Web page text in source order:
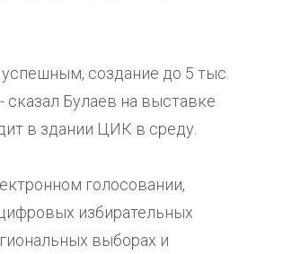
создание до 5 тыс.
сказал Булаев на выставке
в здании ЦИК в среду.
голосовании,
избирательных
выборах и